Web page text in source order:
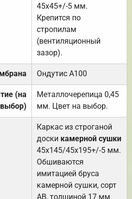
45х45+/-5 мм.
Крепится по
стропилам
(вентиляционный
зазор).
Ондутис А100
(на
выбор)
Металлочерепица 0,45
мм. Цвет на выбор.
Каркас из строганой
доски камерной сушки
45х145/45х195+/-5 мм.
Обшиваются
имитацией бруса
камерной сушки, сорт
АВ, толщиной 17 мм.